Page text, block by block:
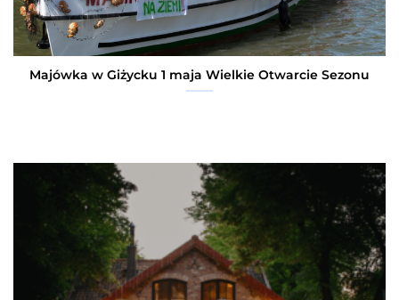
Majówka w Giżycku 1 maja Wielkie Otwarcie Sezonu